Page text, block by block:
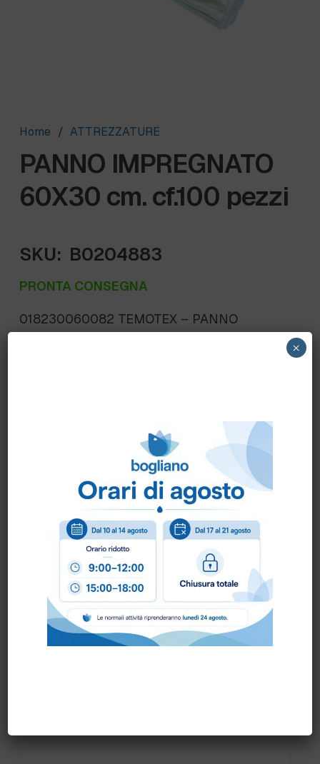
Home / ATTREZZATURE
PANNO IMPREGNATO
60X30 cm. cf.100 pezzi
SKU: B0204883
PRONTA CONSEGNA
018230060082 TEMOTEX – PANNO
Come ordinare?
Puoi ordinare chiamando al0172 478161
oppure
scrivendo una mail a info@bogliano.it.
Per ogni informazione siamo a disposizione.
×